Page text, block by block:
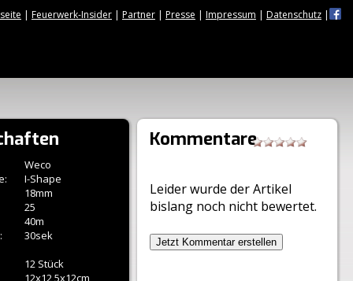
| Feuerwerk-Insider | Partner | Presse | Impressum | Datenschutz |
Weco
I-Shape
18mm
25
40m
30sek
12 Stück
12x12,5x12cm
Kommentare
Leider wurde der Artikel
bislang noch nicht bewertet.
Jetzt Kommentar erstellen